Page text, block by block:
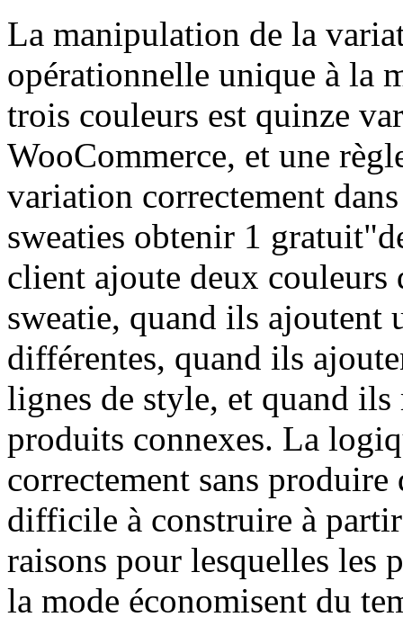
La manipulation de la
opérationnelle unique à la
trois couleurs est quinze
WooCommerce, et une
variation correctement
sweaties obtenir 1
client ajoute deux couleurs
sweatie, quand ils ajoutent
différentes, quand ils
lignes de style, et quand ils
produits connexes. La
correctement sans produire
difficile à construire à
raisons pour lesquelles les
la mode économisent du